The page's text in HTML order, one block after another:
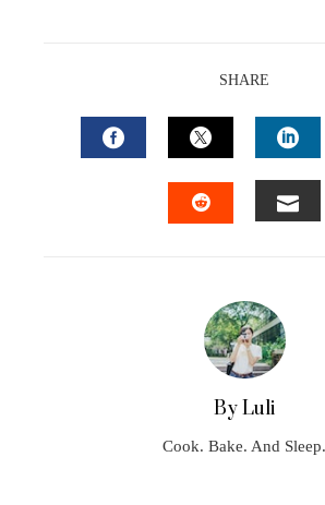
SHARE
FACEBOOKTWITTER
By Luli
Cook. Bake. And Sleep.